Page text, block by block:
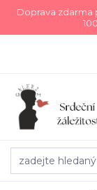
Doprava zdarma